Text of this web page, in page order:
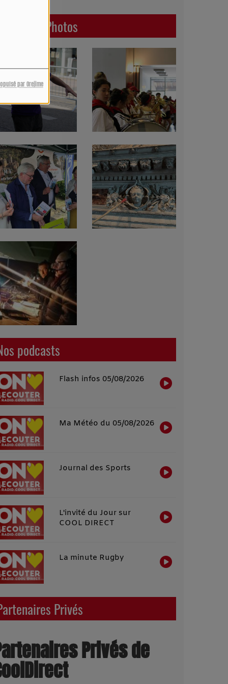
par Orejime
Dernières Photos
podcasts
Flash infos 05/08/2026
Ma Météo du 05/08/2026
Journal des Sports
L'invité du Jour sur
COOL DIRECT
La minute Rugby
Privés
Privés de